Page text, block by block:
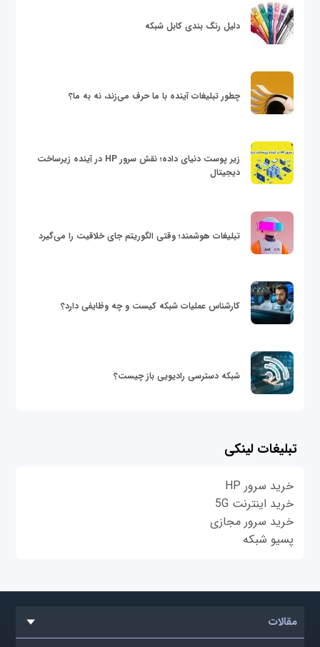
دلیل رنگ بندی کابل شبکه
چطور تبلیغات آینده با ما حرف می‌زند، نه به ما؟
زیر پوست دنیای داده؛ نقش سرور HP در آینده زیرساخت
دیجیتال
تبلیغات هوشمند؛ وقتی الگوریتم جای خلاقیت را می‌گیرد
کارشناس عملیات شبکه کیست و چه وظایفی دارد؟
شبکه دسترسی رادیویی باز چیست؟
تبلیغات لینکی
خرید سرور HP
خرید اینترنت 5G
خرید سرور مجازی
پسیو شبکه
مقالات